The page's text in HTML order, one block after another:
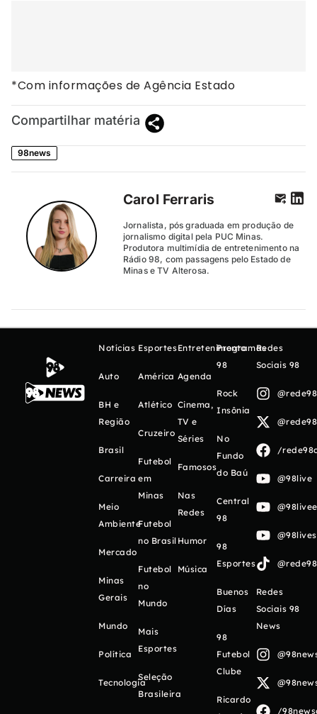
*Com informações de Agência Estado
Compartilhar matéria
98news
Carol Ferraris
Jornalista, pós graduada em produção de
jornalismo digital pela PUC Minas.
Produtora multimídia de entretenimento na
Rádio 98, com passagens pelo Estado de
Minas e TV Alterosa.
Notícias
Auto
BH e
Região
Brasil
Carreira
Meio
Ambiente
Mercado
Minas
Gerais
Mundo
Política
Tecnologia
Esportes
América
Atlético
Cruzeiro
Futebol
em
Minas
Futebol
no Brasil
Futebol
no
Mundo
Mais
Esportes
Seleção
Brasileira
Entretenimento
Agenda
Cinema,
TV e
Séries
Famosos
Nas
Redes
Humor
Música
Programas
98
Rock
Insônia
No
Fundo
do Baú
Central
98
98
Esportes
Buenos
Días
98
Futebol
Clube
Ricardo
Redes
Sociais 98
/
@98live
Redes
Sociais 98
News
/